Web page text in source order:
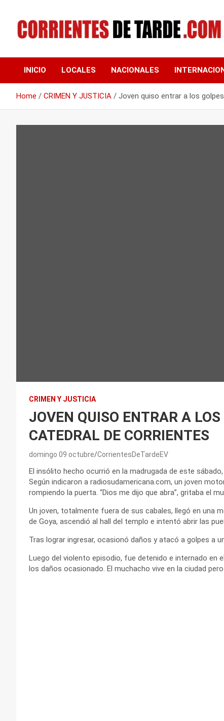
content
CORRIENTES DE
TARDE
INICIO LOCALES NACIONALES
Home CRIMEN Y JUSTICIA Joven quiso entrar a los
CRIMEN Y JUSTICIA
JOVEN QUISO ENTRAR A
CATEDRAL DE CORRIENTES
domingo 09 octubre CorrientesDeTardeEV
El insólito hecho ocurrió en la madrugada de este
Según indicaron a radiosudamericana.com, un joven
rompiendo la puerta. “Dios me dijo que abra”, gritaba el
Un joven, totalmente fuera de sus cabales, llegó en una
de Goya, ascendió al hall del templo e intentó abrir las
Tras lograr ingresar, ocasionó daños y atacó a golpes a
Luego del violento episodio, fue detenido e internado
los daños ocasionado. El muchacho vive en la ciudad